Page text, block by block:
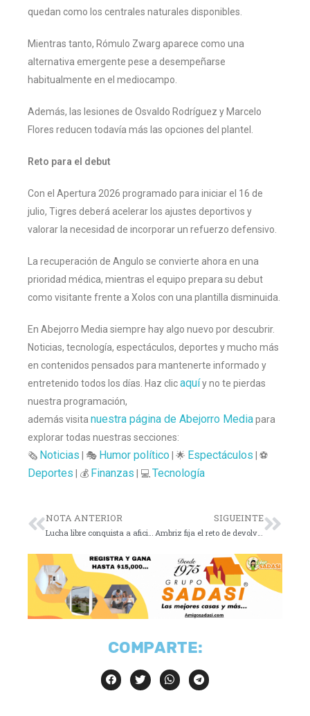
quedan como los centrales naturales disponibles.
Mientras tanto, Rómulo Zwarg aparece como una
alternativa emergente pese a desempeñarse
habitualmente en el mediocampo.
Además, las lesiones de Osvaldo Rodríguez y Marcelo
Flores reducen todavía más las opciones del plantel.
Reto para el debut
Con el Apertura 2026 programado para iniciar el 16 de
julio, Tigres deberá acelerar los ajustes deportivos y
valorar la necesidad de incorporar un refuerzo defensivo.
La recuperación de Angulo se convierte ahora en una
prioridad médica, mientras el equipo prepara su debut
como visitante frente a Xolos con una plantilla disminuida.
En Abejorro Media siempre hay algo nuevo por descubrir.
Noticias, tecnología, espectáculos, deportes y mucho más
en contenidos pensados para mantenerte informado y
entretenido todos los días. Haz clicaquíy no te pierdas
nuestra programación,
además visita nuestra página de Abejorro Mediapara
explorar todas nuestras secciones:
🗞️ Noticias | 🎭 Humor político| 🌟 Espectáculos | ⚽
Deportes | 💰 Finanzas | 💻 Tecnología
NOTA ANTERIOR SIGUEINTE
Ambriz fija el reto de devolver a Rayados al protagonismo
COMPARTE: